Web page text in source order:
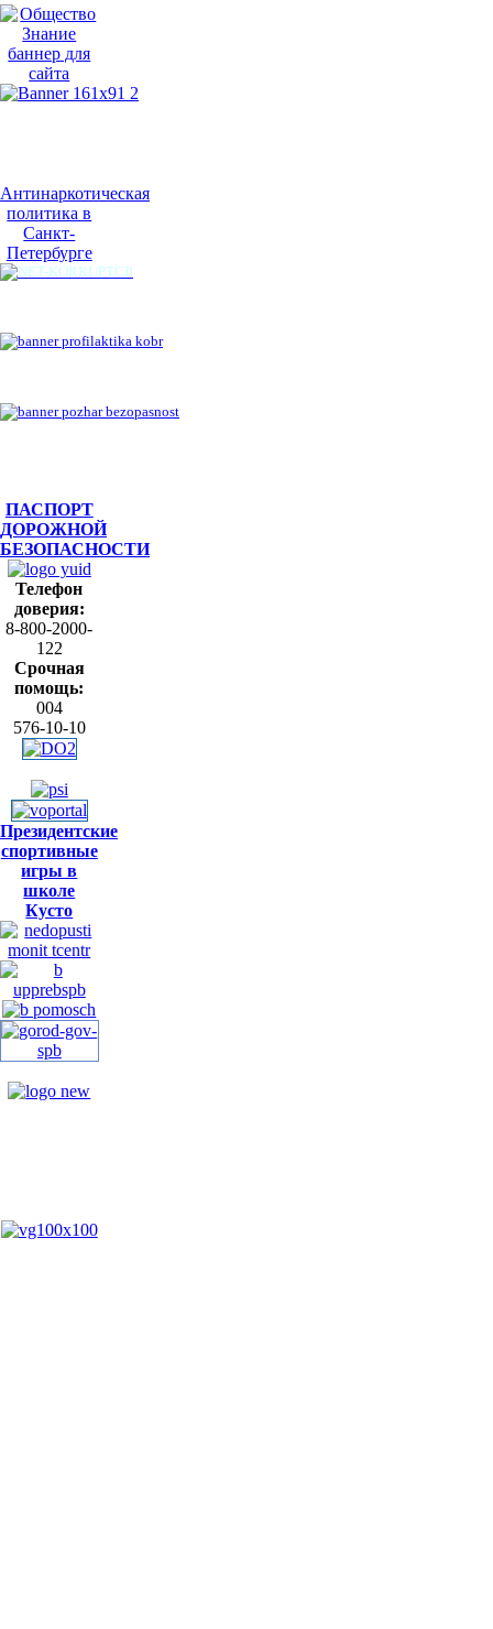
Антинаркотическая
политика в
Санкт-
Петербурге
ПАСПОРТ
ДОРОЖНОЙ
БЕЗОПАСНОСТИ
Телефон
доверия:
8-800-2000-
122
Срочная
помощь:
004
576-10-10
Президентские
спортивные
игры в
школе
Кусто